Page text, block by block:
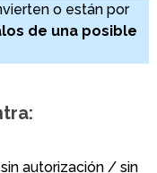
o están por
de una posible
autorización / sin